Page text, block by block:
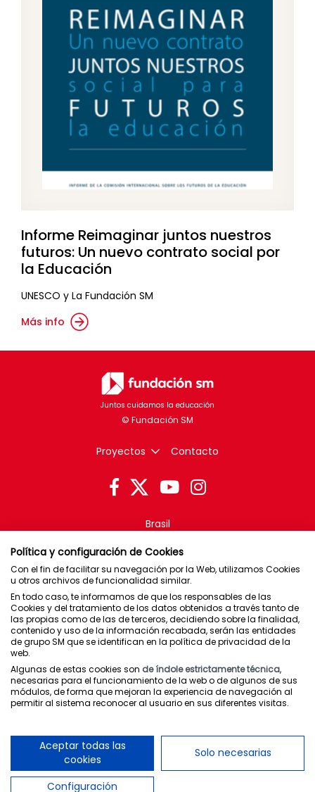
Informe Reimaginar juntos nuestros
futuros: Un nuevo contrato social por
la Educación
UNESCO y La Fundación SM
Más info
Juntos cuidamos la educación
Proyectos Contacto
Brasil
México
Puerto Rico
Newsletter
Condiciones de uso
Política de cookies
Política y configuración de Cookies
Con el fin de facilitar su navegación por la Web, utilizamos Cookies
u otros archivos de funcionalidad similar.
En todo caso, te informamos de que los responsables de las
Cookies y del tratamiento de los datos obtenidos a través tanto de
las propias como de las de terceros, decidiendo sobre la finalidad,
contenido y uso de la información recabada, serán las entidades
de grupo SM que se identifican en la política de privacidad de la
web.
Algunas de estas cookies son de índole estrictamente técnica,
necesarias para el funcionamiento de la web o de algunos de sus
módulos, de forma que mejoran la experiencia de navegación al
permitir al sistema reconocer al usuario en sus diferentes visitas.
Aceptar todas las
cookies
Solo necesarias
Configuración